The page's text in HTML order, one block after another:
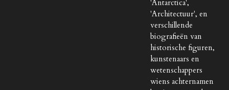
'Antarctica',
'Architectuur', en
verschillende
biografieën van
historische figuren,
kunstenaars en
wetenschappers
wiens achternamen